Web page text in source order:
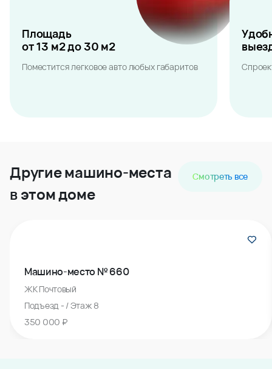
Площадь
от 13 м2 до 30 м2
Поместится легковое авто любых габаритов
Другие машино-места
в этом доме
Смотреть все
Машино-место № 660
ЖК Почтовый
Подъезд - / Этаж 8
350 000 ₽